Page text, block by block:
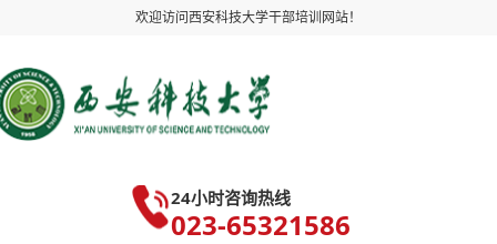
欢迎访问西安科技大学干部培训网站！
24小时咨询热线
023-65321586